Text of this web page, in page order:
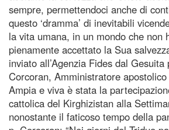
sempre, permettendoci anche di
questo ‘dramma’ di inevitabili
la vita umana, in un mondo che non
pienamente accettato la Sua
inviato all’Agenzia Fides dal Gesuita
Corcoran, Amministratore
Ampia e viva è stata la
cattolica del Kirghizistan alla
nonostante il faticoso tempo della